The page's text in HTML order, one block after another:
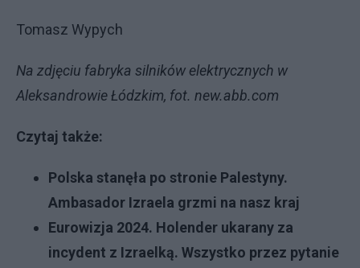
Tomasz Wypych
Na zdjęciu fabryka silników elektrycznych w
Aleksandrowie Łódzkim, fot. new.abb.com
Czytaj także:
Polska stanęła po stronie Palestyny.
Ambasador Izraela grzmi na nasz kraj
Eurowizja 2024. Holender ukarany za
incydent z Izraelką. Wszystko przez pytanie